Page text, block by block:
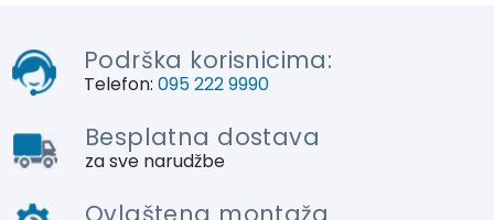
Podrška korisnicima:
Telefon: 095 222 9990
Besplatna dostava
za sve narudžbe